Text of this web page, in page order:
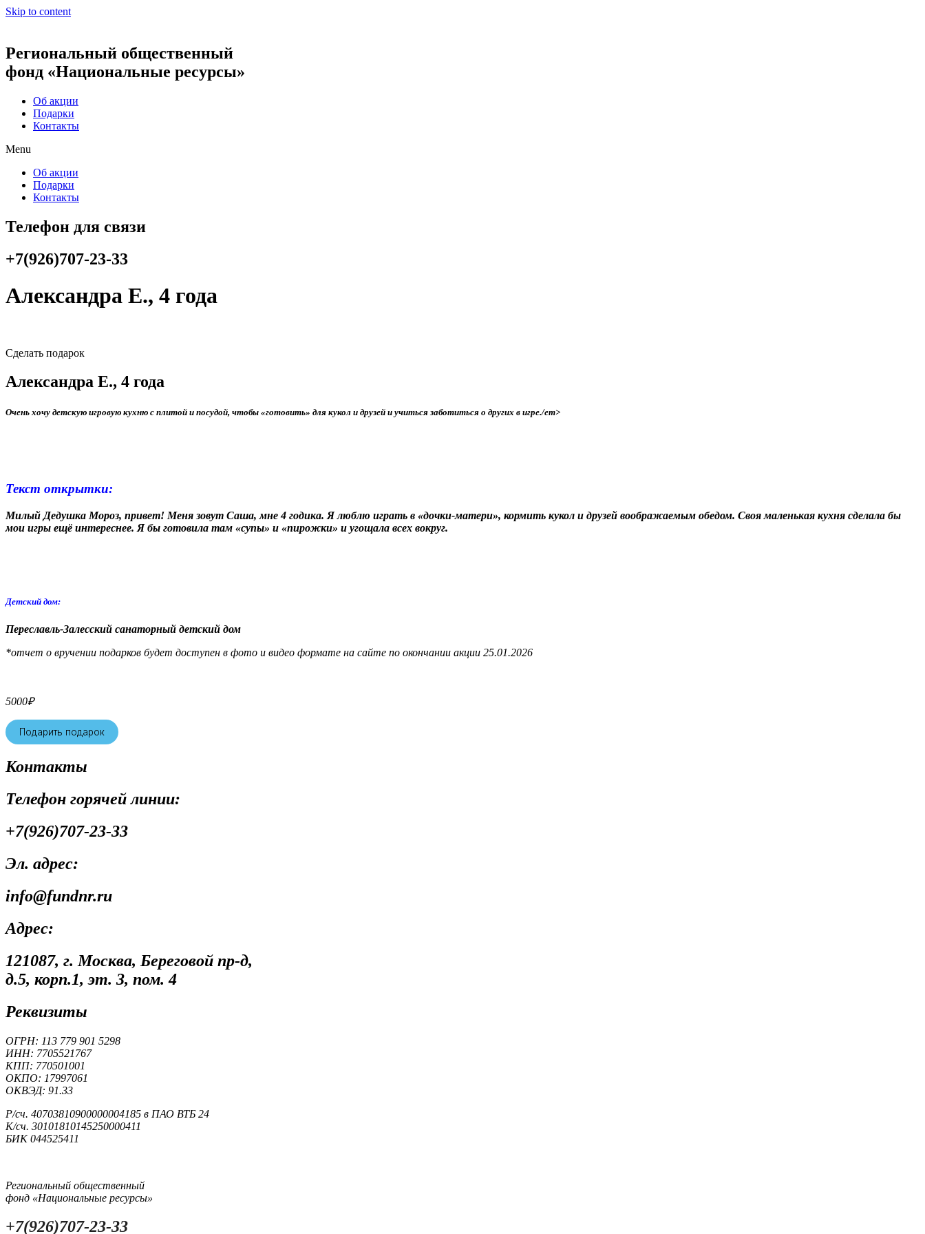
Skip to content
Региональный общественный
фонд «Национальные ресурсы»
Об акции
Подарки
Контакты
Menu
Об акции
Подарки
Контакты
Телефон для связи
+7(926)707-23-33
Александра Е., 4 года
Сделать подарок
Александра Е., 4 года
Очень хочу детскую игровую кухню с плитой и посудой, чтобы «готовить» для кукол и друзей и учиться заботиться о других в игре./em>
Текст открытки:
Милый Дедушка Мороз, привет! Меня зовут Саша, мне 4 годика. Я люблю играть в «дочки‑матери», кормить кукол и друзей воображаемым обедом. Своя маленькая кухня сделала бы
мои игры ещё интереснее. Я бы готовила там «супы» и «пирожки» и угощала всех вокруг.
Детский дом:
Переславль-Залесский санаторный детский дом
*отчет о вручении подарков будет доступен в фото и видео формате на сайте по окончании акции 25.01.2026
5000₽
Подарить подарок
Контакты
Телефон горячей линии:
+7(926)707-23-33
Эл. адрес:
info@fundnr.ru
Адрес:
121087, г. Москва, Береговой пр-д,
д.5, корп.1, эт. 3, пом. 4
Реквизиты
ОГРН: 113 779 901 5298
ИНН: 7705521767
КПП: 770501001
ОКПО: 17997061
ОКВЭД: 91.33
Р/сч. 40703810900000004185 в ПАО ВТБ 24
К/сч. 30101810145250000411
БИК 044525411
Региональный общественный
фонд «Национальные ресурсы»
+7(926)707-23-33